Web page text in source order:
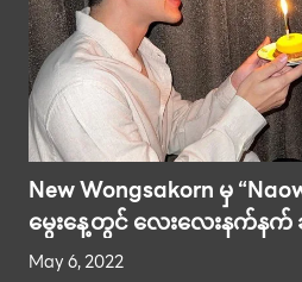
New Wongsakorn မှ
မွေးနေ့တွင် လေးလေးနက်နက်
ရင်း ဖတ်ပြီး ပြုံးမိပါတယ်။
May 6, 2022